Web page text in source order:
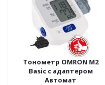
Тонометр OMRON M2
Basic с адаптером
Автомат